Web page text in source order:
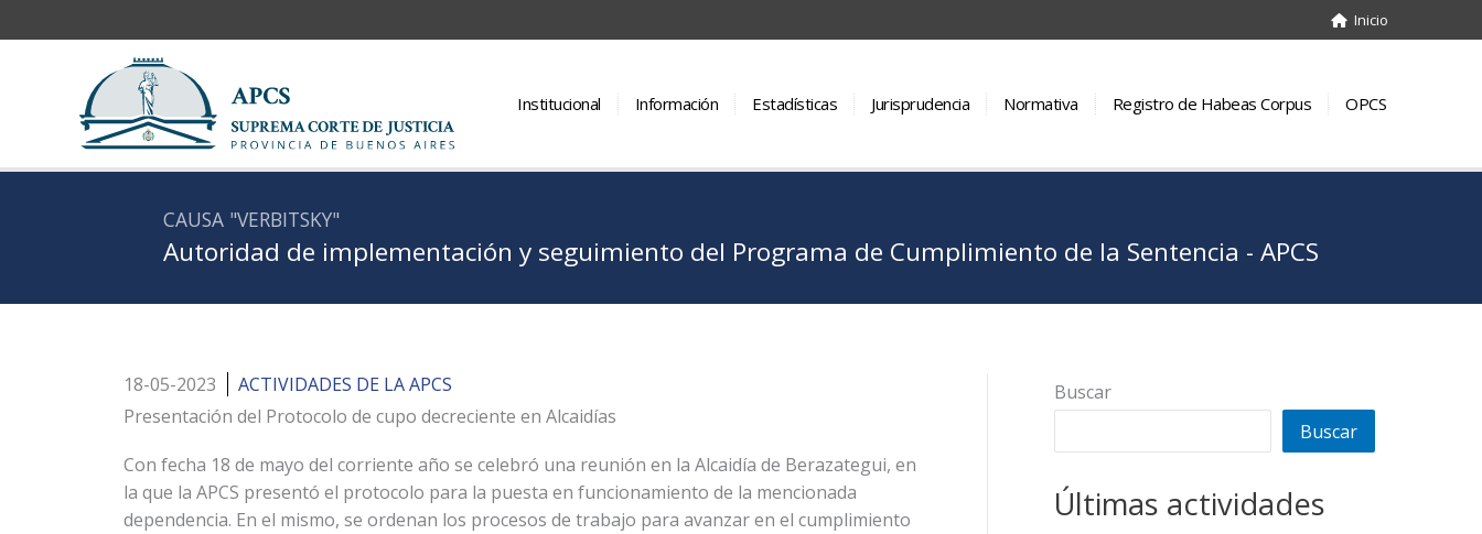
Inicio
Institucional Información Estadísticas Jurisprudencia Normativa Registro de Habeas Corpus OPCS
CAUSA "VERBITSKY"
Autoridad de implementación y seguimiento del Programa de Cumplimiento de la Sentencia - APCS
18-05-2023
ACTIVIDADES DE LA APCS
Presentación del Protocolo de cupo decreciente en Alcaidías
Con fecha 18 de mayo del corriente año se celebró una reunión en la Alcaidía de Berazategui, en
la que la APCS presentó el protocolo para la puesta en funcionamiento de la mencionada
dependencia. En el mismo, se ordenan los procesos de trabajo para avanzar en el cumplimiento
Buscar
Buscar
Últimas actividades